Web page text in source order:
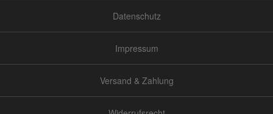
Datenschutz
Impressum
Versand & Zahlung